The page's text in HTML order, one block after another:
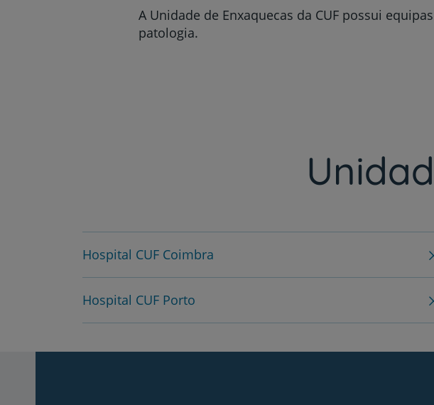
Plano +CUF
A Unidade de Enxaquecas da CUF possui
patologia.
Hospital CUF Coimbra
Hospital CUF Porto